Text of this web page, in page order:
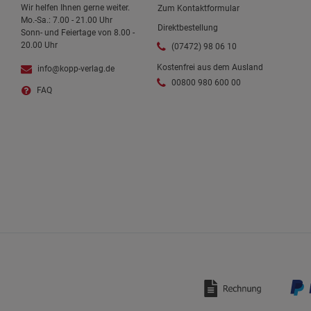
Wir helfen Ihnen gerne weiter.
Mo.-Sa.: 7.00 - 21.00 Uhr
Sonn- und Feiertage von 8.00 -
20.00 Uhr
info@kopp-verlag.de
FAQ
Zum Kontaktformular
Direktbestellung
(07472) 98 06 10
Kostenfrei aus dem Ausland
00800 980 600 00